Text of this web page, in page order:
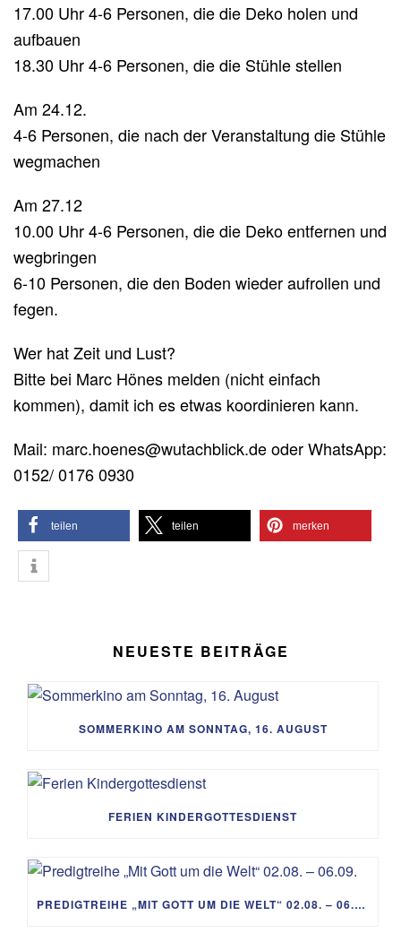
17.00 Uhr 4-6 Personen, die die Deko holen und
aufbauen
18.30 Uhr 4-6 Personen, die die Stühle stellen
Am 24.12.
4-6 Personen, die nach der Veranstaltung die Stühle
wegmachen
Am 27.12
10.00 Uhr 4-6 Personen, die die Deko entfernen und
wegbringen
6-10 Personen, die den Boden wieder aufrollen und
fegen.
Wer hat Zeit und Lust?
Bitte bei Marc Hönes melden (nicht einfach
kommen), damit ich es etwas koordinieren kann.
Mail: marc.hoenes@wutachblick.de oder WhatsApp:
0152/ 0176 0930
teilen teilen merken
NEUESTE BEITRÄGE
SOMMERKINO AM SONNTAG, 16. AUGUST
FERIEN KINDERGOTTESDIENST
PREDIGTREIHE „MIT GOTT UM DIE WELT“ 02.08. – 06.09.